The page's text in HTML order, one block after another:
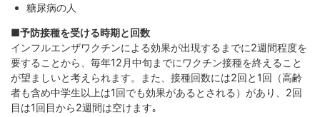
糖尿病の人
■予防接種を受ける時期と回数
インフルエンザワクチンによる効果が出現するまでに2週間程度を
要することから、毎年12月中旬までにワクチン接種を終えること
が望ましいと考えられます。また、接種回数には2回と1回（高齢
者も含め中学生以上は1回でも効果があるとされる）があり、2回
目は1回目から2週間は空けます｡